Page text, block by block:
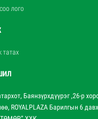
лого
татах
Баянзүрхдүүрэг ,26-р
ROYALPLAZA Барилгын 6